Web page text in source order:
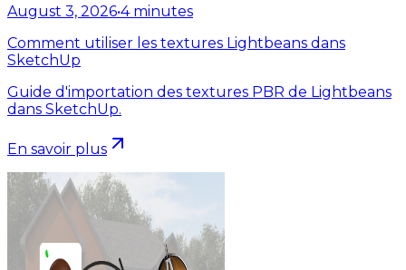
August 3, 2026•4 minutes
Comment utiliser les textures Lightbeans dans
SketchUp
Guide d'importation des textures PBR de Lightbeans
dans SketchUp.
En savoir plus